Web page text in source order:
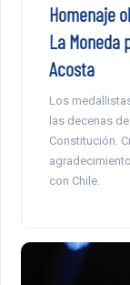
Homenaje
La Moneda
Acosta
Los
las decenas
Constitución.
con Chile.